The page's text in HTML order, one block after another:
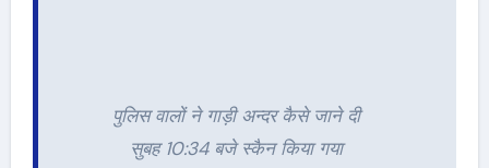
पुलिस वालों ने गाड़ी अन्दर कैसे जाने दी
सुबह 10:34 बजे स्कैन किया गया